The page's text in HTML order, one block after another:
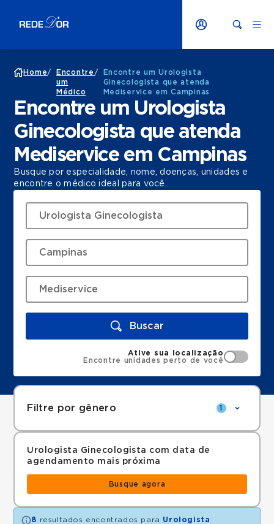
Home/
Encontre
um
Médico
/
Encontre um Urologista
Ginecologista que atenda
Mediservice em Campinas
Encontre um Urologista
Ginecologista que atenda
Mediservice em Campinas
Busque por especialidade, nome, doenças, unidades e
encontre o médico ideal para você.
Buscar
Ative sua localização
Encontre unidades perto de você
Filtre por gênero 1
Urologista Ginecologista com data de
agendamento mais próxima
Busque agora
8 resultados encontrados para Urologista